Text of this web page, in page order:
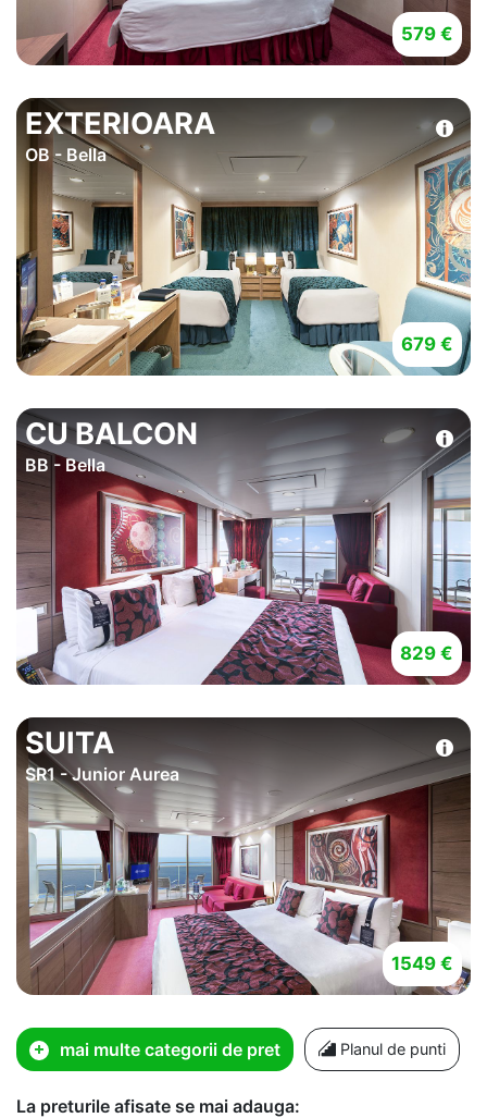
579 €
EXTERIOARA
OB - Bella
679 €
CU BALCON
BB - Bella
829 €
SUITA
SR1 - Junior Aurea
1549 €
mai multe categorii de pret Planul de punti
La preturile afisate se mai adauga: